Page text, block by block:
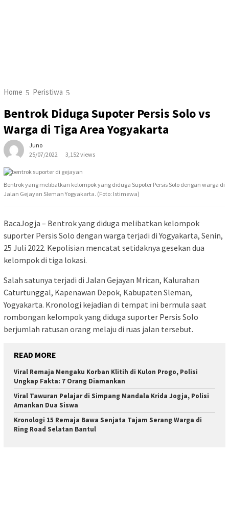
Home Peristiwa
Bentrok Diduga Supoter Persis Solo vs
Warga di Tiga Area Yogyakarta
Juno
25/07/2022
3,152 views
Bentrok yang melibatkan kelompok yang diduga Supoter Persis Solo dengan warga di
Jalan Gejayan Sleman Yogyakarta. (Foto: Istimewa)
BacaJogja – Bentrok yang diduga melibatkan kelompok
suporter Persis Solo dengan warga terjadi di Yogyakarta, Senin,
25 Juli 2022. Kepolisian mencatat setidaknya gesekan dua
kelompok di tiga lokasi.
Salah satunya terjadi di Jalan Gejayan Mrican, Kalurahan
Caturtunggal, Kapenawan Depok, Kabupaten Sleman,
Yogyakarta. Kronologi kejadian di tempat ini bermula saat
rombongan kelompok yang diduga suporter Persis Solo
berjumlah ratusan orang melaju di ruas jalan tersebut.
READ MORE
Viral Remaja Mengaku Korban Klitih di Kulon Progo, Polisi
Ungkap Fakta: 7 Orang Diamankan
Viral Tawuran Pelajar di Simpang Mandala Krida Jogja, Polisi
Amankan Dua Siswa
Kronologi 15 Remaja Bawa Senjata Tajam Serang Warga di
Ring Road Selatan Bantul